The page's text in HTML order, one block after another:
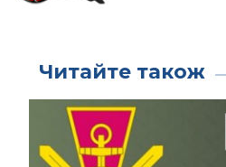
Читайте також